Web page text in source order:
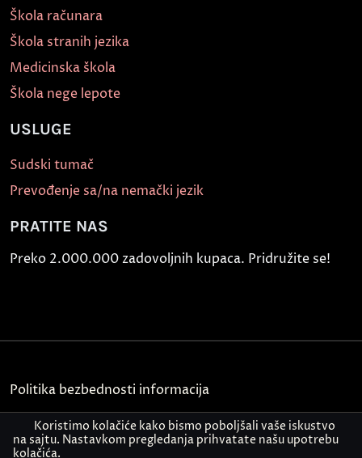
Škola računara
Škola stranih jezika
Medicinska škola
Škola nege lepote
USLUGE
Sudski tumač
Prevođenje sa/na nemački jezik
PRATITE NAS
Preko 2.000.000 zadovoljnih kupaca. Pridružite se!
Politika bezbednosti informacija
Kontakt
Koristimo kolačiće kako bismo poboljšali vaše iskustvo
na sajtu. Nastavkom pregledanja prihvatate našu upotrebu
kolačića.